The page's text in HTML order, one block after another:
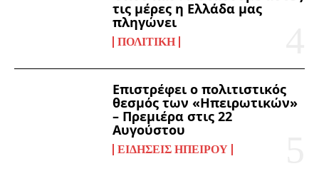
τις μέρες η Ελλάδα μας
πληγώνει
ΠΟΛΙΤΙΚΉ
Επιστρέφει ο πολιτιστικός
θεσμός των «Ηπειρωτικών»
– Πρεμιέρα στις 22
Αυγούστου
ΕΙΔΉΣΕΙΣ ΗΠΕΊΡΟΥ